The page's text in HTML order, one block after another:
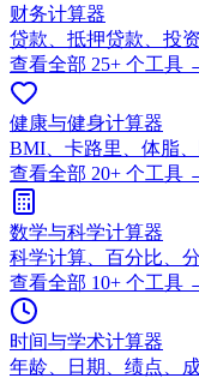
财务计算器
贷款、抵押贷款、投
查看全部 25+ 个工具
健康与健身计算器
BMI、卡路里、体脂
查看全部 20+ 个工具
数学与科学计算器
科学计算、百分比、
查看全部 10+ 个工具
时间与学术计算器
年龄、日期、绩点、